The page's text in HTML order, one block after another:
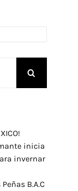
inicia
invernar
B.A.C